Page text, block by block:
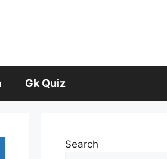
Gk Quiz
Search